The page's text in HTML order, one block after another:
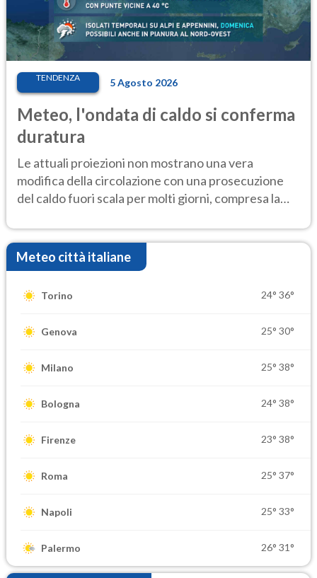
TENDENZA 5 Agosto 2026
Meteo, l'ondata di caldo si conferma
duratura
Le attuali proiezioni non mostrano una vera
modifica della circolazione con una prosecuzione
del caldo fuori scala per molti giorni, compresa la
Meteo città italiane
Torino 24° 36°
Genova 25° 30°
Milano 25° 38°
Bologna 24° 38°
Firenze 23° 38°
Roma 25° 37°
Napoli 25° 33°
Palermo 26° 31°